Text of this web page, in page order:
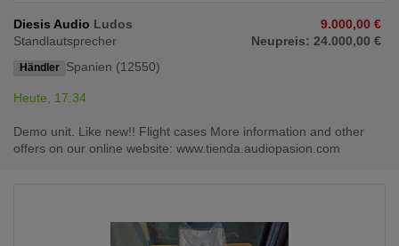
Diesis Audio Ludos
Standlautsprecher
Händler Spanien (12550)
9.000,00 €
Neupreis: 24.000,00 €
Heute, 17:34
Demo unit. Like new!! Flight cases More information and other
offers on our online website: www.tienda.audiopasion.com